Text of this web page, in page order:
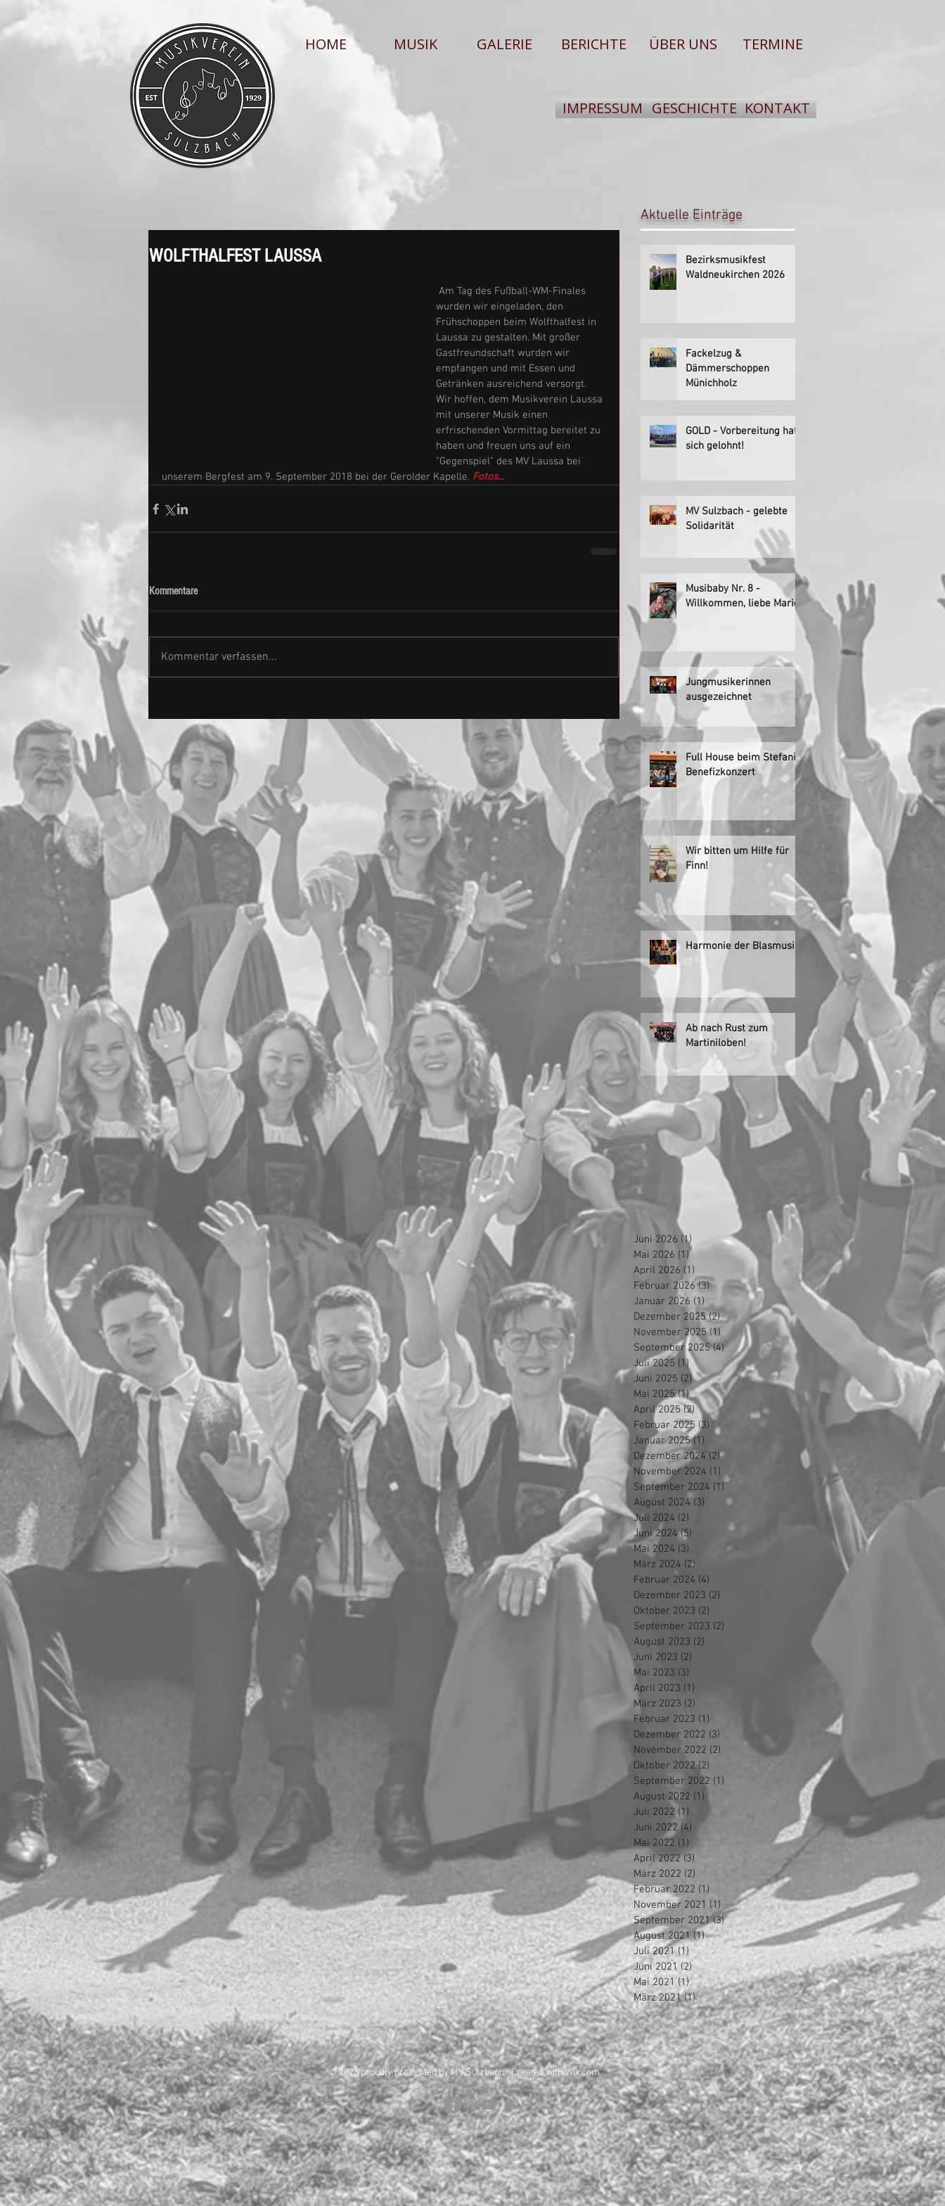
HOME MUSIK GALERIE BERICHTE ÜBER UNS TERMINE
IMPRESSUM GESCHICHTE KONTAKT
Aktuelle Einträge
WOLFTHALFEST LAUSSA
wurden wir eingeladen, den
Frühschoppen beim Wolfthalfest in
Laussa zu gestalten. Mit großer
Gastfreundschaft wurden wir
empfangen und mit Essen und
Getränken ausreichend versorgt.
Wir hoffen, dem Musikverein Laussa
mit unserer Musik einen
erfrischenden Vormittag bereitet zu
haben und freuen uns auf ein
"Gegenspiel" des MV Laussa bei
unserem Bergfest am 9. September 2018 bei der Gerolder Kapelle. Fotos...
Kommentare
Kommentar verfassen...
Bezirksmusikfest
Waldneukirchen 2026
Fackelzug &
Dämmerschoppen
Münichholz
GOLD - Vorbereitung hat
sich gelohnt!
MV Sulzbach - gelebte
Solidarität
Musibaby Nr. 8 -
Willkommen, liebe Marie!
Jungmusikerinnen
ausgezeichnet
Full House beim Stefani-
Benefizkonzert
Wir bitten um Hilfe für
Finn!
Harmonie der Blasmusik!
Ab nach Rust zum
Martiniloben!
Juni 2026 (1) 1 Beitrag
Mai 2026 (1)1 Beitrag
April 2026 (1)
Februar 2026 (3)3 Beiträge
Januar 2026 (1) 1 Beitrag
Dezember 2025 (2)2 Beiträge
November 2025 (1) 1 Beitrag
September 2025 (4)4 Beiträge
Juli 2025 (1) 1 Beitrag
Juni 2025 (2)2 Beiträge
Mai 2025 (1)1 Beitrag
April 2025 (2)2 Beiträge
Februar 2025 (3) 3 Beiträge
Januar 2025 (1)
Dezember 2024 (2)2 Beiträge
November 2024 (1)
September 2024 (1)
August 2024 (3) 3 Beiträge
Juli 2024 (2)
Juni 2024 (5) 5 Beiträge
Mai 2024 (3) 3 Beiträge
März 2024 (2)
Februar 2024 (4)
Dezember 2023 (2)
Oktober 2023 (2)
September 2023 (2)
August 2023 (2)
Juni 2023 (2)
Mai 2023 (3)
April 2023 (1)
März 2023 (2)
Februar 2023 (1)
Dezember 2022 (3) 3 Beiträge
November 2022 (2) 2 Beiträge
Oktober 2022 (2)
September 2022 (1)
August 2022 (1)
Juli 2022 (1)
Juni 2022 (4)
Mai 2022 (1)
April 2022 (3)
März 2022 (2)
Februar 2022 (1) 1 Beitrag
November 2021 (1) 1 Beitrag
September 2021 (3)3 Beiträge
August 2021 (1)1 Beitrag
Juli 2021 (1) 1 Beitrag
Juni 2021 (2)2 Beiträge
Mai 2021 (1)1 Beitrag
März 2021 (1)1 Beitrag
© 2026 proudly presented by MV Sulzbach. Created withWix.com